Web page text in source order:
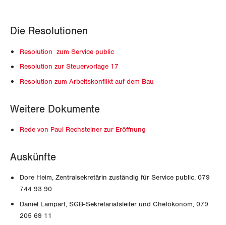
Uri
Wallis
Zug
Zürich
Die Resolutionen
Resolution zum Service public
Resolution zur Steuervorlage 17
Resolution zum Arbeitskonflikt auf dem Bau
Weitere Dokumente
Rede von Paul Rechsteiner zur Eröffnung
Auskünfte
Dore Heim, Zentralsekretärin zuständig für Service public, 079
744 93 90
Daniel Lampart, SGB-Sekretariatsleiter und Chefökonom, 079
205 69 11